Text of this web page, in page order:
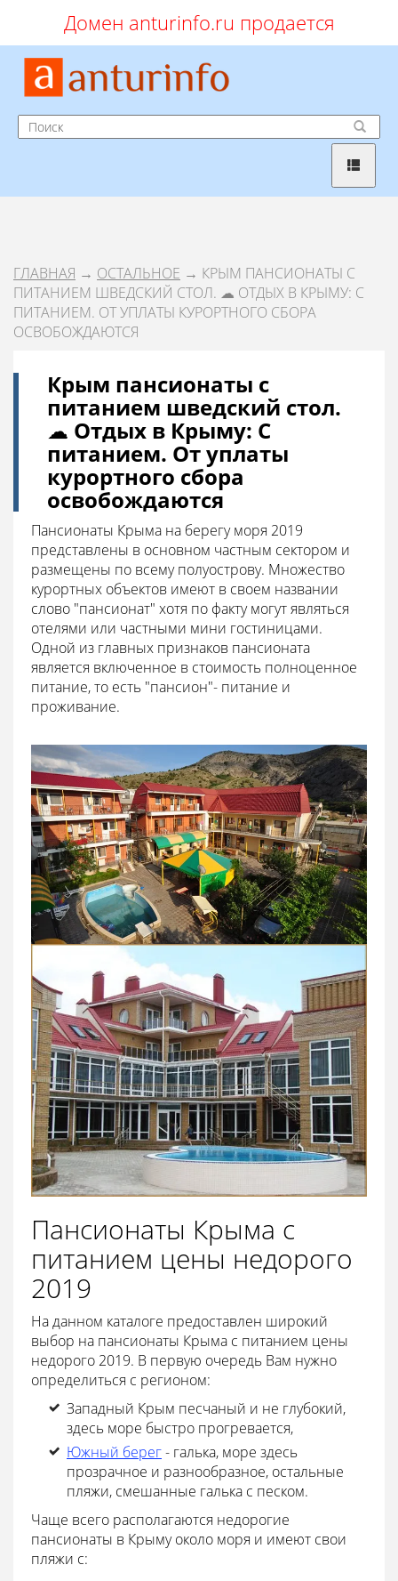
Домен anturinfo.ru продается
ГЛАВНАЯ → ОСТАЛЬНОЕ → КРЫМ ПАНСИОНАТЫ С
ПИТАНИЕМ ШВЕДСКИЙ СТОЛ. ☁ ОТДЫХ В КРЫМУ: С
ПИТАНИЕМ. ОТ УПЛАТЫ КУРОРТНОГО СБОРА
ОСВОБОЖДАЮТСЯ
Крым пансионаты с
питанием шведский стол.
☁ Отдых в Крыму: С
питанием. От уплаты
курортного сбора
освобождаются
Пансионаты Крыма на берегу моря 2019
представлены в основном частным сектором и
размещены по всему полуострову. Множество
курортных объектов имеют в своем названии
слово "пансионат" хотя по факту могут являться
отелями или частными мини гостиницами.
Одной из главных признаков пансионата
является включенное в стоимость полноценное
питание, то есть "пансион"- питание и
проживание.
Пансионаты Крыма с
питанием цены недорого
2019
На данном каталоге предоставлен широкий
выбор на пансионаты Крыма с питанием цены
недорого 2019. В первую очередь Вам нужно
определиться с регионом:
Западный Крым песчаный и не глубокий,
здесь море быстро прогревается,
Южный берег- галька, море здесь
прозрачное и разнообразное, остальные
пляжи, смешанные галька с песком.
Чаще всего располагаются недорогие
пансионаты в Крыму около моря и имеют свои
пляжи с: